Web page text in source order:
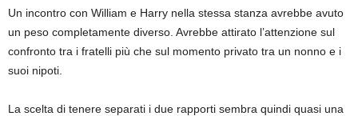
Un incontro con William e Harry nella stessa stanza avrebbe avuto
un peso completamente diverso. Avrebbe attirato l’attenzione sul
confronto tra i fratelli più che sul momento privato tra un nonno e i
suoi nipoti.
La scelta di tenere separati i due rapporti sembra quindi quasi una